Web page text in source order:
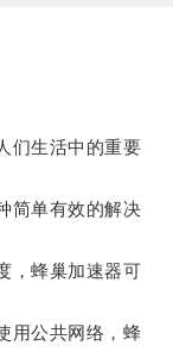
生活中的重要
单有效的解决
蜂巢加速器可
公共网络，蜂